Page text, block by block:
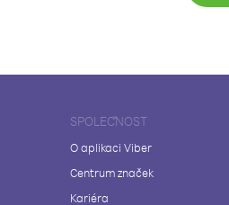
SPOLEČNOST
O aplikaci Viber
Centrum značek
Kariéra